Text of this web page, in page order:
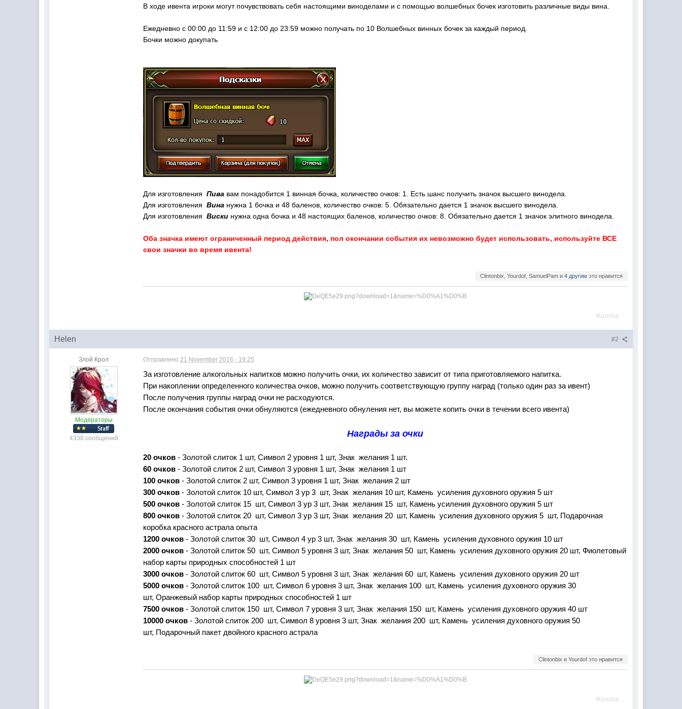
В ходе ивента игроки могут почувствовать себя настоящими виноделами и с помощью волшебных бочек изготовить различные виды вина.
Ежедневно с 00:00 до 11:59 и с 12:00 до 23:59 можно получать по 10 Волшебных винных бочек за каждый период.
Бочки можно докупать
Для изготовления Пива вам понадобится 1 винная бочка, количество очков: 1. Есть шанс получить значок высшего винодела.
Для изготовления Вина нужна 1 бочка и 48 баленов, количество очков: 5. Обязательно дается 1 значок высшего винодела.
Для изготовления Виски нужна одна бочка и 48 настоящих баленов, количество очков: 8. Обязательно дается 1 значок элитного винодела.
Оба значка имеют ограниченный период действия, пол окончании события их невозможно будет использовать, используйте ВСЕ
свои значки во время ивента!
Clintonbix, Yourdof, SamuelPam и 4 другим это нравится
Жалоба
#2
Нelen
Злой Крол
Модераторы
4338 сообщений
Отправлено 21 November 2016 - 19:25
За изготовление алкогольных напитков можно получить очки, их количество зависит от типа приготовляемого напитка.
При накоплении определенного количества очков, можно получить соответствующую группу наград (только один раз за ивент)
После получения группы наград очки не расходуются.
После окончания события очки обнуляются (ежедневного обнуления нет, вы можете копить очки в течении всего ивента)
Награды за очки
20 очков - Золотой слиток 1 шт, Символ 2 уровня 1 шт, Знак желания 1 шт.
60 очков - Золотой слиток 2 шт, Символ 3 уровня 1 шт, Знак желания 1 шт
100 очков - Золотой слиток 2 шт, Символ 3 уровня 1 шт, Знак желания 2 шт
300 очков - Золотой слиток 10 шт, Символ 3 ур 3 шт, Знак желания 10 шт, Камень усиления духовного оружия 5 шт
500 очков - Золотой слиток 15 шт, Символ 3 ур 3 шт, Знак желания 15 шт, Камень усиления духовного оружия 5 шт
800 очков - Золотой слиток 20 шт, Символ 3 ур 3 шт, Знак желания 20 шт, Камень усиления духовного оружия 5 шт, Подарочная
коробка красного астрала опыта
1200 очков - Золотой слиток 30 шт, Символ 4 ур 3 шт, Знак желания 30 шт, Камень усиления духовного оружия 10 шт
2000 очков - Золотой слиток 50 шт, Символ 5 уровня 3 шт, Знак желания 50 шт, Камень усиления духовного оружия 20 шт,Фиолетовый
набор карты природных способностей 1 шт
3000 очков - Золотой слиток 60 шт, Символ 5 уровня 3 шт, Знак желания 60 шт, Камень усиления духовного оружия 20 шт
5000 очков - Золотой слиток 100 шт, Символ 6 уровня 3 шт, Знак желания 100 шт, Камень усиления духовного оружия 30
шт,Оранжевый набор карты природных способностей 1 шт
7500 очков - Золотой слиток 150 шт, Символ 7 уровня 3 шт, Знак желания 150 шт, Камень усиления духовного оружия 40 шт
10000 очков - Золотой слиток 200 шт, Символ 8 уровня 3 шт, Знак желания 200 шт, Камень усиления духовного оружия 50
шт, Подарочный пакет двойного красного астрала
Clintonbix и Yourdof это нравится
Жалоба